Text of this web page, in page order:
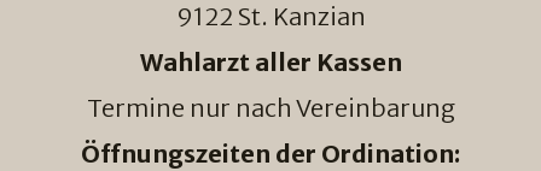
9122 St. Kanzian
Wahlarzt aller Kassen
Termine nur nach Vereinbarung
Öffnungszeiten der Ordination: